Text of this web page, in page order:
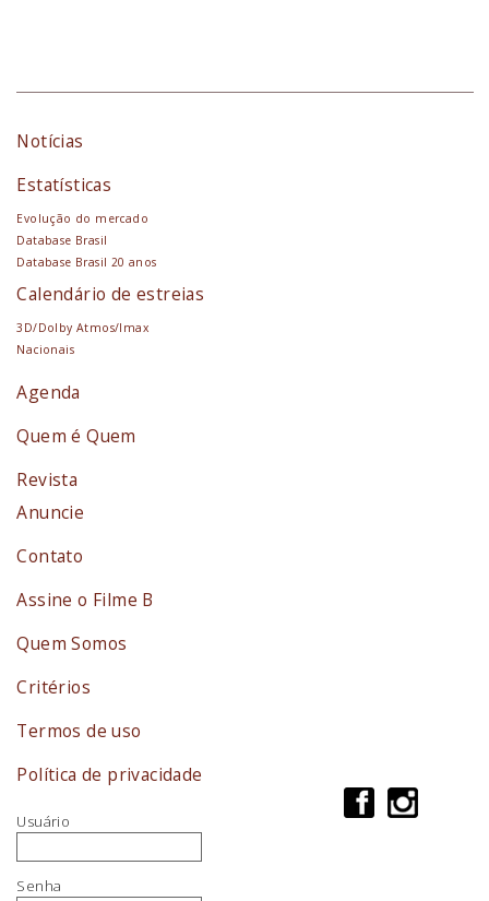
Notícias
Estatísticas
Evolução do mercado
Database Brasil
Database Brasil 20 anos
Calendário de estreias
3D/Dolby Atmos/Imax
Nacionais
Agenda
Quem é Quem
Revista
Anuncie
Contato
Assine o Filme B
Quem Somos
Critérios
Termos de uso
Política de privacidade
Usuário
Senha